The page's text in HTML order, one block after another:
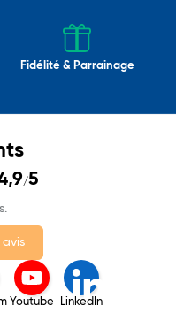
Fidélité & Parrainage
/5
avis
Youtube LinkedIn